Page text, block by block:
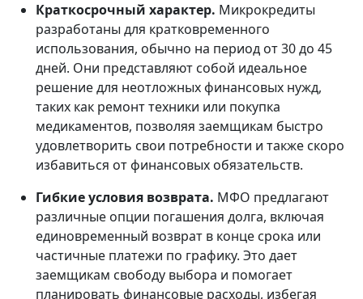
Краткосрочный характер. Микрокредиты
разработаны для кратковременного
использования, обычно на период от 30 до 45
дней. Они представляют собой идеальное
решение для неотложных финансовых нужд,
таких как ремонт техники или покупка
медикаментов, позволяя заемщикам быстро
удовлетворить свои потребности и также скоро
избавиться от финансовых обязательств.
Гибкие условия возврата. МФО предлагают
различные опции погашения долга, включая
единовременный возврат в конце срока или
частичные платежи по графику. Это дает
заемщикам свободу выбора и помогает
планировать финансовые расходы, избегая